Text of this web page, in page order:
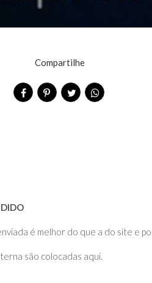
Compartilhe
é melhor do que a do site e
são colocadas aqui.